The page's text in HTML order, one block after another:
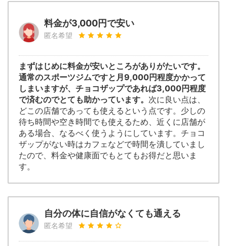
料金が3,000円で安い
匿名希望
まずはじめに料金が安いところがありがたいです。
通常のスポーツジムですと月9,000円程度かかって
しまいますが、チョコザップであれば3,000円程度
で済むのでとても助かっています。 次に良い点は、
どこの店舗であっても使えるという点です。少しの
待ち時間や空き時間でも使えるため、近くに店舗が
ある場合、なるべく使うようにしています。チョコ
ザップがない時はカフェなどで時間を潰していまし
たので、料金や健康面でもとてもお得だと思いま
す。
自分の体に自信がなくても通える
匿名希望